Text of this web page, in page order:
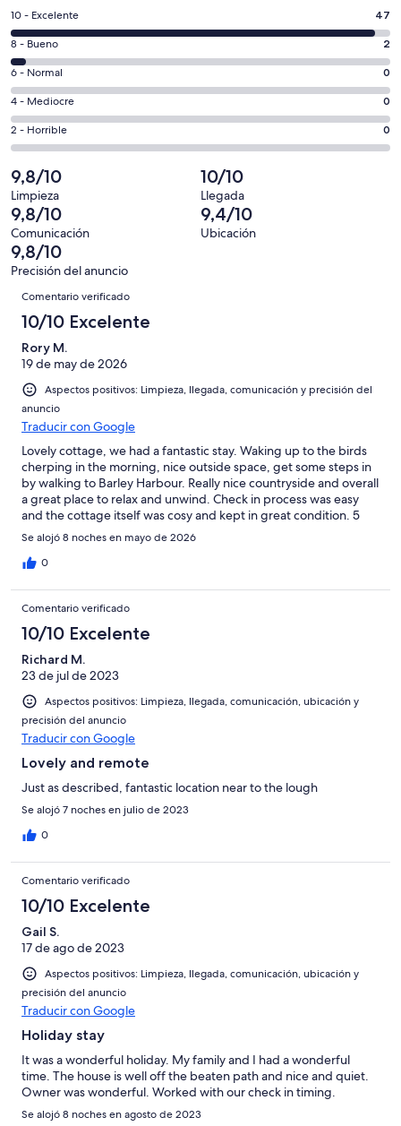
en
una
ventana
nueva
47
comentarios
de
un
total
de
49
con
una
puntuación
de
10
-
Excelente
10 - Excelente 47
2
comentarios
de
un
total
de
49
con
una
puntuación
de
8
-
Bueno
8 - Bueno 2
0
comentarios
de
un
total
de
49
con
una
puntuación
de
6
Normal
6 - Normal 0
0
comentarios
de
total
de
49
con
una
puntuación
de
Mediocre
4 - Mediocre 0
0
comentarios
de
un
total
de
49
con
una
puntuación
de
2 - Horrible 0
9,8/10
Limpieza
10/10
Llegada
9,8/10
Comunicación
9,4/10
Ubicación
9,8/10
Precisión del anuncio
Comentarios
Comentario verificado
10/10 Excelente
Rory M.
19 de may de 2026
Aspectos positivos: Limpieza, llegada, comunicación y precisión del
anuncio
Traducir con Google
Lovely cottage, we had a fantastic stay. Waking up to the birds
cherping in the morning, nice outside space, get some steps in
by walking to Barley Harbour. Really nice countryside and overall
a great place to relax and unwind. Check in process was easy
and the cottage itself was cosy and kept in great condition. 5
stars, nothing bad to say about our stay here, highly
recommend!
Se alojó 8 noches en mayo de 2026
0
Comentario verificado
10/10 Excelente
Richard M.
23 de jul de 2023
Aspectos positivos: Limpieza, llegada, comunicación, ubicación y
precisión del anuncio
Traducir con Google
Lovely and remote
Just as described, fantastic location near to the lough
Se alojó 7 noches en julio de 2023
0
Comentario verificado
10/10 Excelente
Gail S.
17 de ago de 2023
Aspectos positivos: Limpieza, llegada, comunicación, ubicación y
precisión del anuncio
Traducir con Google
Holiday stay
It was a wonderful holiday. My family and I had a wonderful
time. The house is well off the beaten path and nice and quiet.
Owner was wonderful. Worked with our check in timing.
Se alojó 8 noches en agosto de 2023